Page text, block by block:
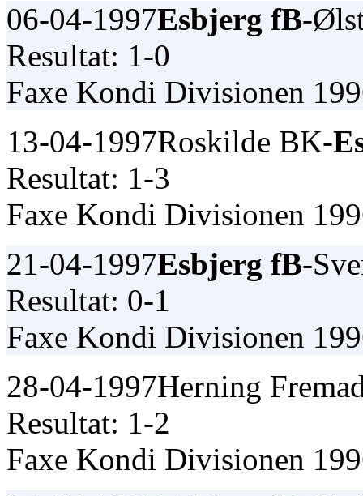
06-04-1997Esbjerg fB-
Resultat: 1-0
Faxe Kondi Divisionen
13-04-1997Roskilde BK-
Resultat: 1-3
Faxe Kondi Divisionen
21-04-1997Esbjerg fB-
Resultat: 0-1
Faxe Kondi Divisionen
28-04-1997Herning
Resultat: 1-2
Faxe Kondi Divisionen